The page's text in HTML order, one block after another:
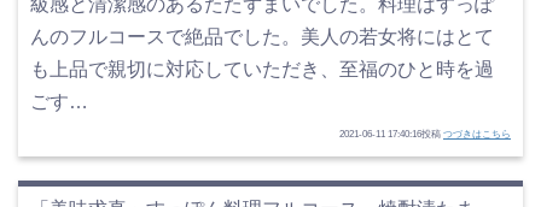
級感と清潔感のあるたたずまいでした。料理はすっぽ
んのフルコースで絶品でした。美人の若女将にはとて
も上品で親切に対応していただき、至福のひと時を過
ごす…
2021-06-11 17:40:16投稿 つづきはこちら